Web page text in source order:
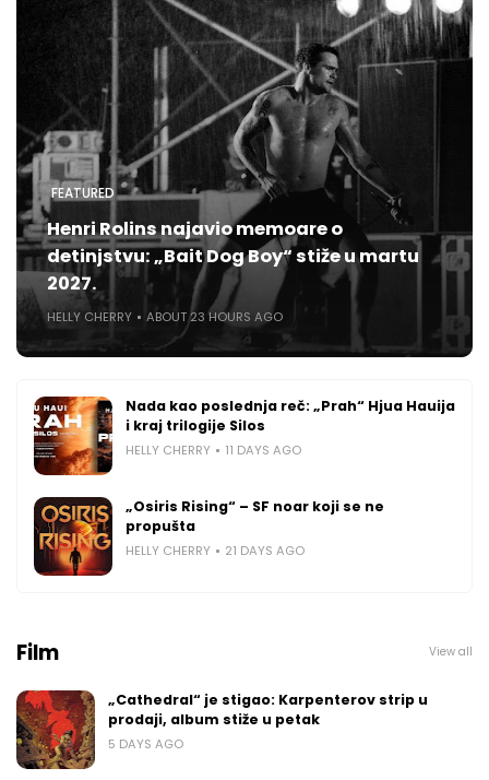
FEATURED
Henri Rolins najavio memoare o
detinjstvu: „Bait Dog Boy“ stiže u martu
2027.
HELLY CHERRY ABOUT 23 HOURS AGO
Nada kao poslednja reč: „Prah“ Hjua Hauija
i kraj trilogije Silos
HELLY CHERRY 11 DAYS AGO
„Osiris Rising“ – SF noar koji se ne
propušta
HELLY CHERRY 21 DAYS AGO
Film View all
„Cathedral“ je stigao: Karpenterov strip u
prodaji, album stiže u petak
5 DAYS AGO